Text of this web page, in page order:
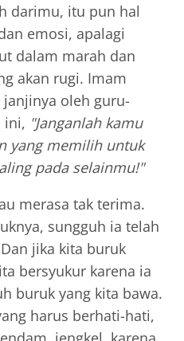
darimu, itu pun hal
emosi, apalagi
dalam marah dan
akan rugi. Imam
oleh guru-
ini, "Janganlah kamu
yang memilih untuk
pada selainmu!"
merasa tak terima.
sungguh ia telah
jika kita buruk
bersyukur karena ia
buruk yang kita bawa.
harus berhati-hati,